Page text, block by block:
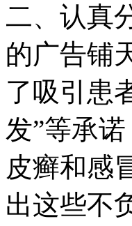
二、认真
的广告铺
了吸引患
发”等承
皮癣和感
出这些不